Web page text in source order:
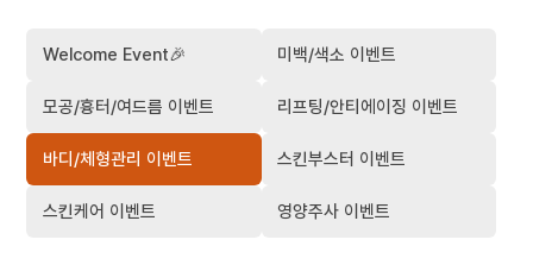
Welcome Event🎉 미백/색소 이벤트
모공/흉터/여드름 이벤트 리프팅/안티에이징 이벤트
바디/체형관리 이벤트 스킨부스터 이벤트
스킨케어 이벤트 영양주사 이벤트